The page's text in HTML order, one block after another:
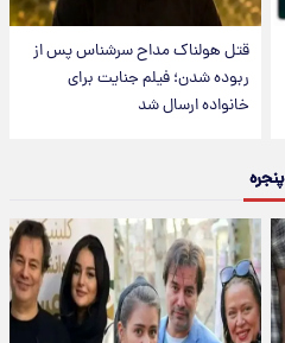
قتل هولناک مداح سرشناس پس از
ربوده شدن؛ فیلم جنایت برای
خانواده ارسال شد
پنجره